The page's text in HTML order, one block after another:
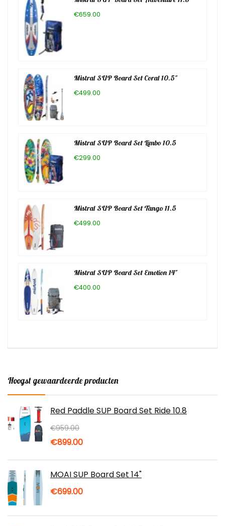
€659.00
Mistral SUP Board Set Coral 10.5″
€499.00
Mistral SUP Board Set Limbo 10.5
€299.00
Mistral SUP Board Set Tango 11.5
€499.00
Mistral SUP Board Set Emotion 14″
€400.00
Hoogst gewaardeerde producten
Red Paddle SUP Board Set Ride 10.8
€959.00
Oorspronkelijke
was:
€899.00Huidige
is:
MOAI SUP Board Set 14"
€699.00